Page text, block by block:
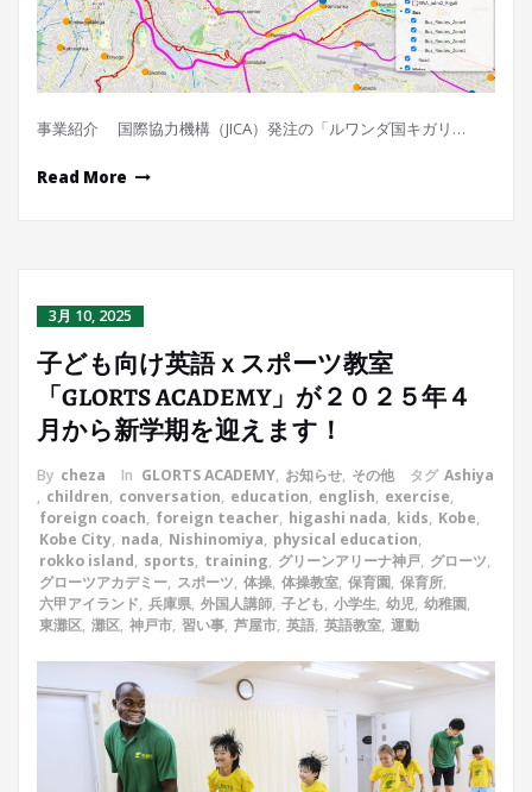
事業紹介 国際協力機構（JICA）発注の「ルワンダ国キガリ…
Read More
3月 10, 2025
子ども向け英語ｘスポーツ教室
「GLORTS ACADEMY」が２０２５年４
月から新学期を迎えます！
By cheza In GLORTS ACADEMY, お知らせ, その他 タグ Ashiya
, children, conversation, education, english, exercise,
foreign coach, foreign teacher, higashi nada, kids, Kobe,
Kobe City, nada, Nishinomiya, physical education,
rokko island, sports, training, グリーンアリーナ神戸, グローツ,
グローツアカデミー, スポーツ, 体操, 体操教室, 保育園, 保育所,
六甲アイランド, 兵庫県, 外国人講師, 子ども, 小学生, 幼児, 幼稚園,
東灘区, 灘区, 神戸市, 習い事, 芦屋市, 英語, 英語教室, 運動